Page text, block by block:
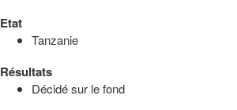
Etat
Tanzanie
Résultats
Décidé sur le fond